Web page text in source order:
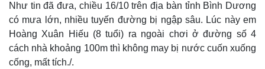
Cuộc sống đó đây
Hồ sơ
Ảnh
E-Magazine
Infographic
Như tin đã đưa, chiều 16/10 trên địa bàn tỉnh Bình Dương
có mưa lớn, nhiều tuyến đường bị ngập sâu. Lúc này em
Hoàng Xuân Hiếu (8 tuổi) ra ngoài chơi ở đường số 4
cách nhà khoảng 100m thì không may bị nước cuốn xuống
cống, mất tích./.